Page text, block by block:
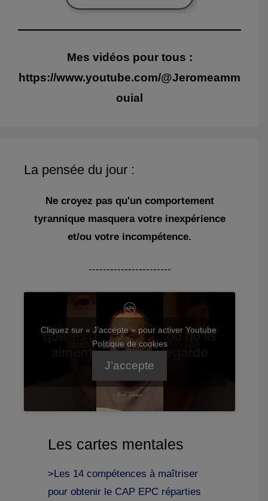
Mes vidéos pour tous :
https://www.youtube.com/@Jeromeamm
ouial
La pensée du jour :
Ne croyez pas qu'un comportement
tyrannique masquera votre inexpérience
et/ou votre incompétence.
-----------------------
Cliquez sur « J’accepte » pour activer Youtube
Politique de cookies
J’accepte
Les cartes mentales
>Les 14 compétences à maîtriser
pour obtenir le CAP EPC réparties